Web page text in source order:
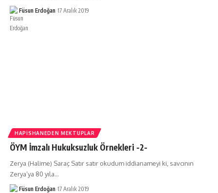
Füsun Erdoğan 17 Aralık 2019
HAPISHANEDEN MEKTUPLAR
ÖYM İmzalı Hukuksuzluk Örnekleri -2-
Zerya (Halime) Saraç Satır satır okudum iddianameyi ki, savcının
Zerya’ya 80 yıla…
Füsun Erdoğan 17 Aralık 2019